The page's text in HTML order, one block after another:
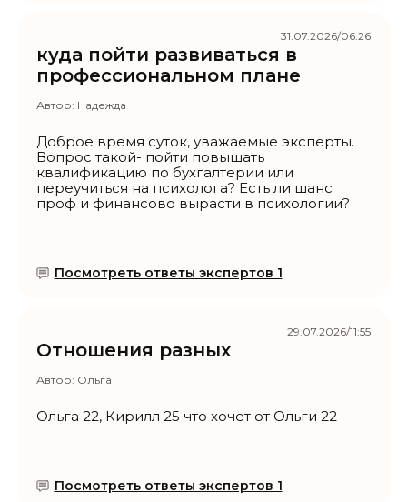
куда пойти развиваться в
профессиональном плане
Автор: Надежда
Доброе время суток, уважаемые эксперты.
Вопрос такой- пойти повышать
квалификацию по бухгалтерии или
переучиться на психолога? Есть ли шанс
проф и финансово вырасти в психологии?
Посмотреть ответы экспертов 1
31.07.2026/06:26
Отношения разных
Автор: Ольга
Ольга 22, Кирилл 25 что хочет от Ольги 22
Посмотреть ответы экспертов 1
29.07.2026/11:55